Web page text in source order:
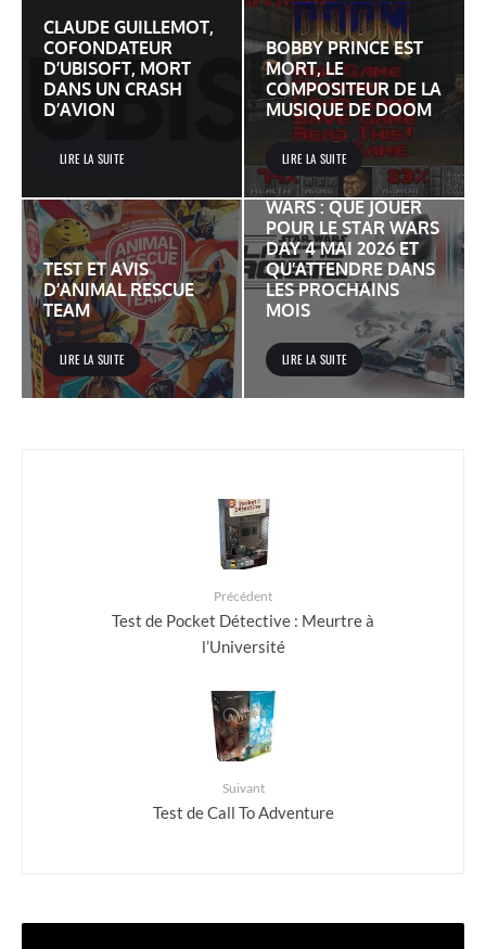
CLAUDE GUILLEMOT,
COFONDATEUR
D’UBISOFT, MORT
DANS UN CRASH
D’AVION
LIRE LA SUITE
BOBBY PRINCE EST
MORT, LE
COMPOSITEUR DE LA
MUSIQUE DE DOOM
LIRE LA SUITE
TEST ET AVIS
D’ANIMAL RESCUE
TEAM
LIRE LA SUITE
JEUX VIDÉO STAR
WARS : QUE JOUER
POUR LE STAR WARS
DAY 4 MAI 2026 ET
QU’ATTENDRE DANS
LES PROCHAINS
MOIS
LIRE LA SUITE
Précédent
Test de Pocket Détective : Meurtre à
l’Université
Suivant
Test de Call To Adventure